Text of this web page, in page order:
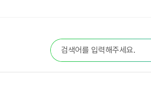
합
검
색